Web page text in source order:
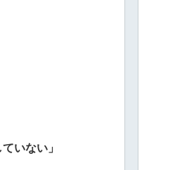
いない」